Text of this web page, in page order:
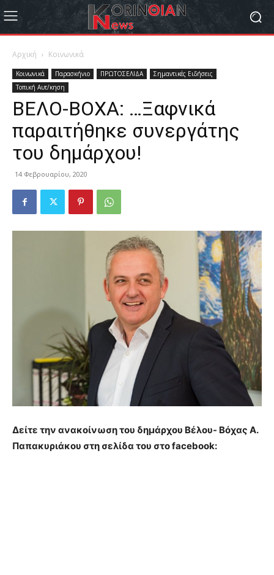
Αρχική Κοινωνικά
Κοινωνικά Παρασκήνιο ΠΡΩΤΟΣΕΛΙΔΑ
Σημαντικές Ειδήσεις
Τοπική Αυτ/κηση
ΒΕΛΟ-ΒΟΧΑ: …Ξαφνικά
παραιτήθηκε συνεργάτης
του δημάρχου!
14 Φεβρουαρίου, 2020
Δείτε την ανακοίνωση του δημάρχου Βέλου- Βόχας Α.
Παπακυριάκου στη σελίδα του στο facebook: